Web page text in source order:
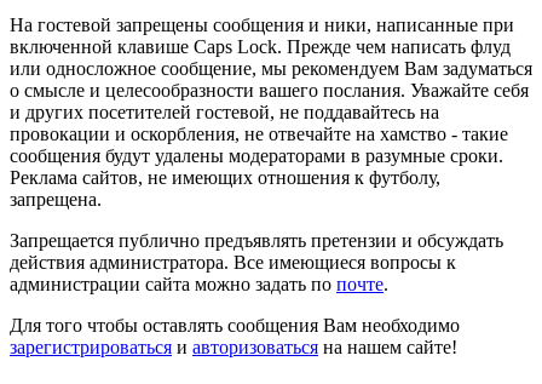
На гостевой запрещены сообщения и ники, написанные при
включенной клавише Caps Lock. Прежде чем написать флуд
или односложное сообщение, мы рекомендуем Вам задуматься
о смысле и целесообразности вашего послания. Уважайте себя
и других посетителей гостевой, не поддавайтесь на
провокации и оскорбления, не отвечайте на хамство - такие
сообщения будут удалены модераторами в разумные сроки.
Реклама сайтов, не имеющих отношения к футболу,
запрещена.
Запрещается публично предъявлять претензии и обсуждать
действия администратора. Все имеющиеся вопросы к
администрации сайта можно задать по почте.
Для того чтобы оставлять сообщения Вам необходимо
зарегистрироваться и авторизоваться на нашем сайте!